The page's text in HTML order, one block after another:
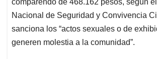
Nacional de Seguridad y Convivencia
sanciona los “actos sexuales o de
generen molestia a la comunidad”.